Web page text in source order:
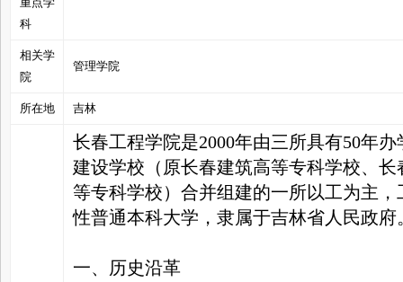
科
相关学
院
管理学院
所在地 吉林
长春工程学院是2000年由三所具有50年
建设学校（原长春建筑高等专科学校、
等专科学校）合并组建的一所以工为主
性普通本科大学，隶属于吉林省人民政府
一、历史沿革